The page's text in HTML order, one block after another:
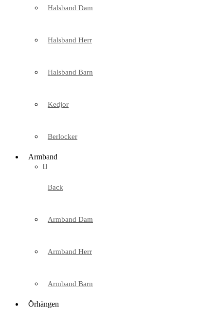
Halsband Dam
Halsband Herr
Halsband Barn
Kedjor
Berlocker
Armband
Back
Armband Dam
Armband Herr
Armband Barn
Örhängen